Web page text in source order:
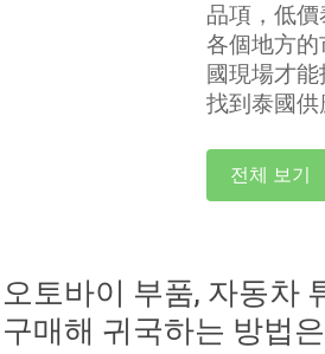
品項，低
各個地方
國現場才
找到泰國供
전체 보기
토바이 부품, 자동차
매해 귀국하는 방법